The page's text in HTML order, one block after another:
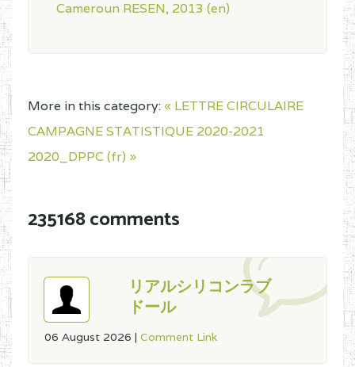
Cameroun RESEN, 2013 (en)
More in this category:« LETTRE CIRCULAIRE
CAMPAGNE STATISTIQUE 2020-2021
2020_DPPC (fr) »
235168 comments
リアルシリコンラブ
ドール
06 August 2026 | Comment Link